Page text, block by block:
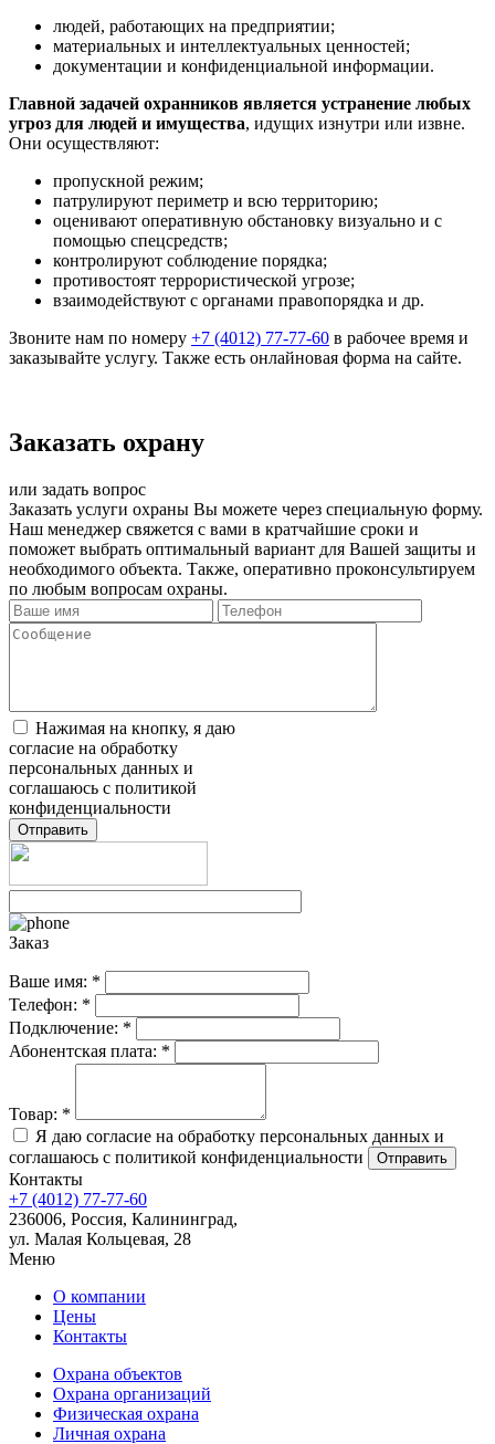
людей, работающих на предприятии;
материальных и интеллектуальных ценностей;
документации и конфиденциальной информации.
Главной задачей охранников является устранение любых
угроз для людей и имущества, идущих изнутри или извне.
Они осуществляют:
пропускной режим;
патрулируют периметр и всю территорию;
оценивают оперативную обстановку визуально и с
помощью спецсредств;
контролируют соблюдение порядка;
противостоят террористической угрозе;
взаимодействуют с органами правопорядка и др.
Звоните нам по номеру +7 (4012) 77-77-60 в рабочее время и
заказывайте услугу. Также есть онлайновая форма на сайте.
Заказать охрану
или задать вопрос
Заказать услуги охраны Вы можете через специальную форму.
Наш менеджер свяжется с вами в кратчайшие сроки и
поможет выбрать оптимальный вариант для Вашей защиты и
необходимого объекта. Также, оперативно проконсультируем
по любым вопросам охраны.
Нажимая на кнопку, я даю
согласие на обработку
персональных данных и
соглашаюсь с политикой
конфиденциальности
Заказ
Ваше имя: *
Телефон: *
Подключение: *
Абонентская плата: *
Товар: *
Я даю согласие на обработку персональных данных и
соглашаюсь с политикой конфиденциальности
Отправить
Контакты
+7 (4012) 77-77-60
236006, Россия, Калининград,
ул. Малая Кольцевая, 28
Меню
О компании
Цены
Контакты
Охрана объектов
Охрана организаций
Физическая охрана
Личная охрана